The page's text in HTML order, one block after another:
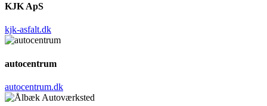
KJK ApS
kjk-asfalt.dk
autocentrum
autocentrum.dk